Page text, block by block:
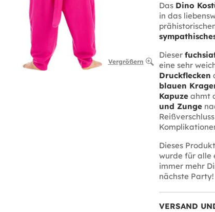
Vergrößern
Das Dino
in das
Dieser
eine sehr
Druckflecken
blauen
Kapuzeahmt
und Zunge
Dieses
wurde für alle
immer mehr
nächste Party!
VERSAND